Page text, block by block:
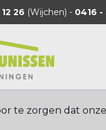
26 (Wijchen) - 0416 -
te zorgen dat